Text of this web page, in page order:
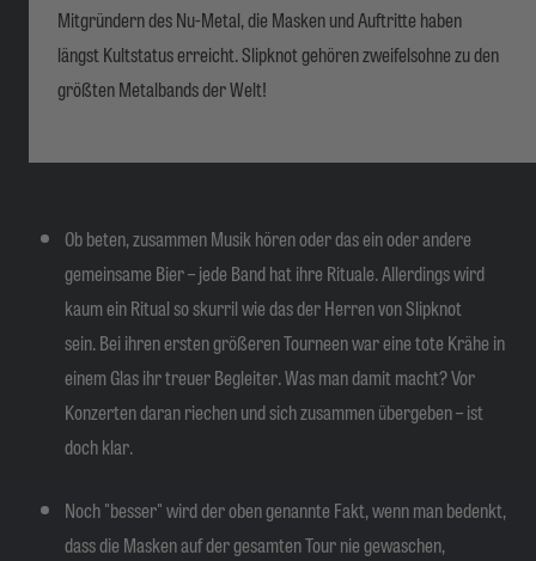
Mitgründern des Nu-Metal, die Masken und Auftritte haben
längst Kultstatus erreicht. Slipknot gehören zweifelsohne zu den
größten Metalbands der Welt!
Ob beten, zusammen Musik hören oder das ein oder andere
gemeinsame Bier – jede Band hat ihre Rituale. Allerdings wird
kaum ein Ritual so skurril wie das der Herren von Slipknot
sein. Bei ihren ersten größeren Tourneen war eine tote Krähe in
einem Glas ihr treuer Begleiter. Was man damit macht? Vor
Konzerten daran riechen und sich zusammen übergeben – ist
doch klar.
Noch "besser" wird der oben genannte Fakt, wenn man bedenkt,
dass die Masken auf der gesamten Tour nie gewaschen,